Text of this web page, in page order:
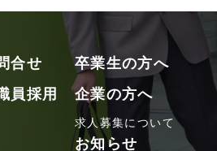
合せ
員採用
卒業生の方へ
企業の方へ
求人募集について
お知らせ